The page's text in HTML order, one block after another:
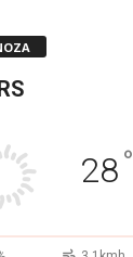
28°